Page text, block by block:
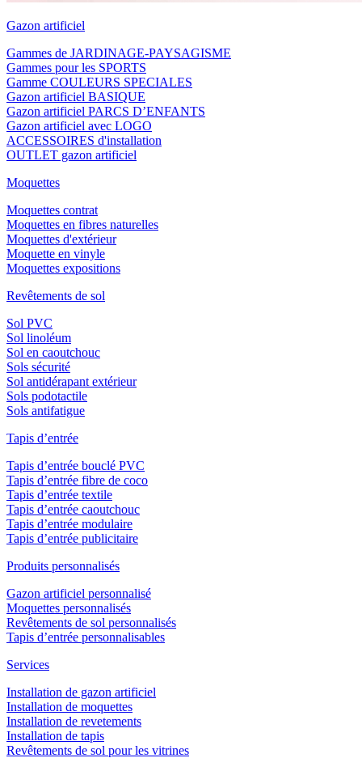
Gazon artificiel
Gammes de JARDINAGE-PAYSAGISME
Gammes pour les SPORTS
Gamme COULEURS SPECIALES
Gazon artificiel BASIQUE
Gazon artificiel PARCS D’ENFANTS
Gazon artificiel avec LOGO
ACCESSOIRES d'installation
OUTLET gazon artificiel
Moquettes
Moquettes contrat
Moquettes en fibres naturelles
Moquettes d'extérieur
Moquette en vinyle
Moquettes expositions
Revêtements de sol
Sol PVC
Sol linoléum
Sol en caoutchouc
Sols sécurité
Sol antidérapant extérieur
Sols podotactile
Sols antifatigue
Tapis d’entrée
Tapis d’entrée bouclé PVC
Tapis d’entrée fibre de coco
Tapis d’entrée textile
Tapis d’entrée caoutchouc
Tapis d’entrée modulaire
Tapis d’entrée publicitaire
Produits personnalisés
Gazon artificiel personnalisé
Moquettes personnalisés
Revêtements de sol personnalisés
Tapis d’entrée personnalisables
Services
Installation de gazon artificiel
Installation de moquettes
Installation de revetements
Installation de tapis
Revêtements de sol pour les vitrines